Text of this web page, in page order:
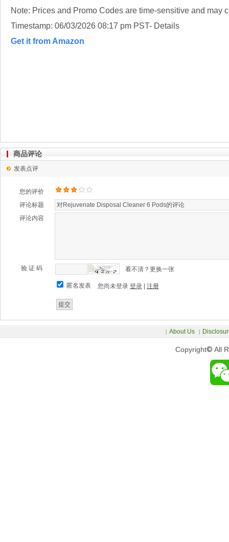
Note: Prices and Promo Codes are time-sensitive and may
Timestamp: 06/03/2026 08:17 pm PST- Details
Get it from Amazon
商品评论
发表点评
您的评价
评论标题
评论内容
验 证 码 看不清？更换一张
匿名发表 您尚未登录 登录 注册
Copyright© All
| About Us |